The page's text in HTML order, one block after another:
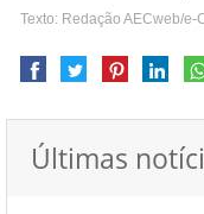
Texto: Redação AECweb/e-
Últimas